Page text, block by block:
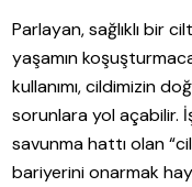
Parlayan, sağlıklı bir
yaşamın
kullanımı, cildimizin
sorunlara yol açabilir.
savunma hattı olan
bariyerini onarmak